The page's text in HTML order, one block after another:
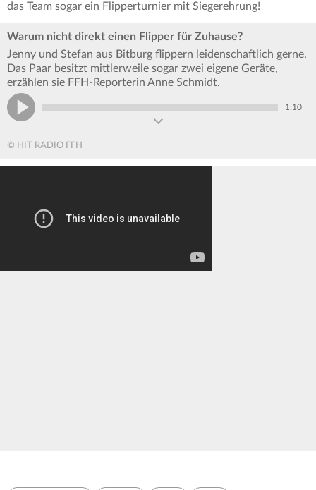
das Team sogar ein Flipperturnier mit Siegerehrung!
Warum nicht direkt einen Flipper für Zuhause?
Jenny und Stefan aus Bitburg flippern leidenschaftlich gerne.
Das Paar besitzt mittlerweile sogar zwei eigene Geräte,
erzählen sie FFH-Reporterin Anne Schmidt.
1:10
© HIT RADIO FFH